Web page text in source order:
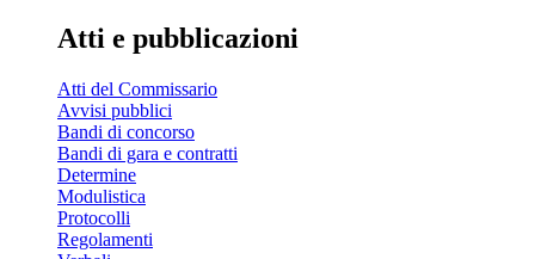
Atti e pubblicazioni
Atti del Commissario
Avvisi pubblici
Bandi di concorso
Bandi di gara e contratti
Determine
Modulistica
Protocolli
Regolamenti